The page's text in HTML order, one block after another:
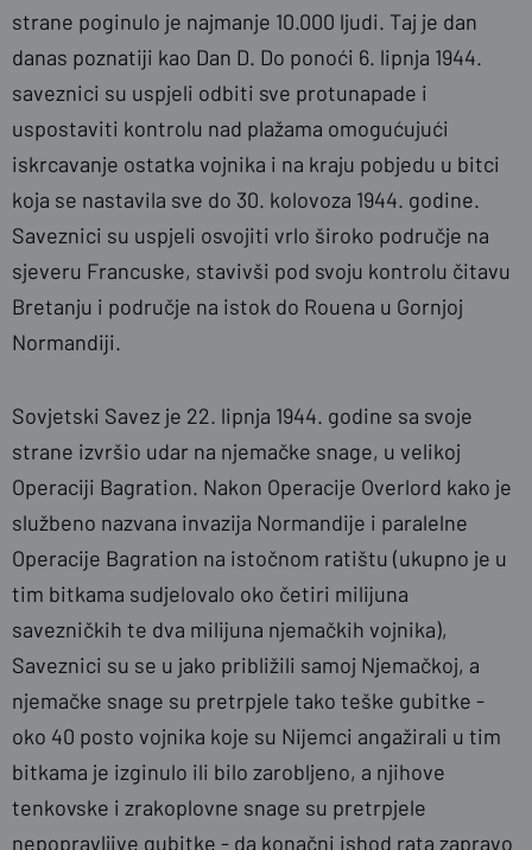
strane poginulo je najmanje 10.000 ljudi. Taj je dan
danas poznatiji kao Dan D. Do ponoći 6. lipnja 1944.
saveznici su uspjeli odbiti sve protunapade i
uspostaviti kontrolu nad plažama omogućujući
iskrcavanje ostatka vojnika i na kraju pobjedu u bitci
koja se nastavila sve do 30. kolovoza 1944. godine.
Saveznici su uspjeli osvojiti vrlo široko područje na
sjeveru Francuske, stavivši pod svoju kontrolu čitavu
Bretanju i područje na istok do Rouena u Gornjoj
Normandiji.
Sovjetski Savez je 22. lipnja 1944. godine sa svoje
strane izvršio udar na njemačke snage, u velikoj
Operaciji Bagration. Nakon Operacije Overlord kako je
službeno nazvana invazija Normandije i paralelne
Operacije Bagration na istočnom ratištu (ukupno je u
tim bitkama sudjelovalo oko četiri milijuna
savezničkih te dva milijuna njemačkih vojnika),
Saveznici su se u jako približili samoj Njemačkoj, a
njemačke snage su pretrpjele tako teške gubitke -
oko 40 posto vojnika koje su Nijemci angažirali u tim
bitkama je izginulo ili bilo zarobljeno, a njihove
tenkovske i zrakoplovne snage su pretrpjele
nepopravljive gubitke - da konačni ishod rata zapravo